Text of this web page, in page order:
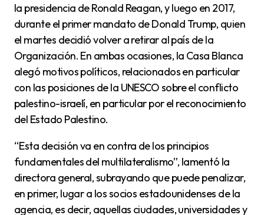
la presidencia de Ronald Reagan, y luego en 2017,
durante el primer mandato de Donald Trump, quien
el martes decidió volver a retirar al país de la
Organización. En ambas ocasiones, la Casa Blanca
alegó motivos políticos, relacionados en particular
con las posiciones de la UNESCO sobre el conflicto
palestino-israelí, en particular por el reconocimiento
del Estado Palestino.
“Esta decisión va en contra de los principios
fundamentales del multilateralismo”, lamentó la
directora general, subrayando que puede penalizar,
en primer, lugar a los socios estadounidenses de la
agencia, es decir, aquellas ciudades, universidades y